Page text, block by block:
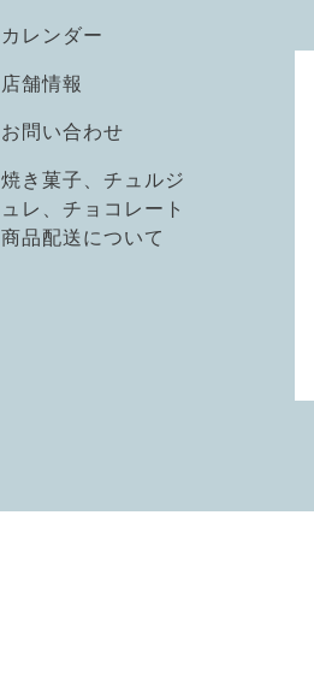
カレンダー
店舗情報
お問い合わせ
焼き菓子、チュルジ
ュレ、チョコレート
商品配送について